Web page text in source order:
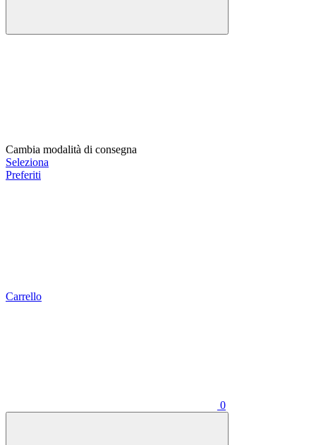
Cambia modalità di consegna
Seleziona
Preferiti
Carrello
0